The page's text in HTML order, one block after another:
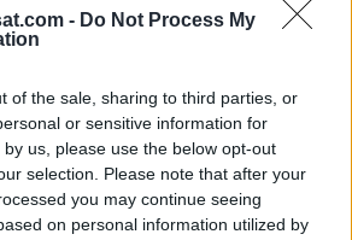
- Do Not Process My
of the sale, sharing to third parties, or
or sensitive information for
us, please use the below opt-out
selection. Please note that after your
you may continue seeing
on personal information utilized by
IN HIS 1ST GAME BACK
(@worldhockeyrpt)January 9,
2023
voit katsoa sen suoraanTwitteristä